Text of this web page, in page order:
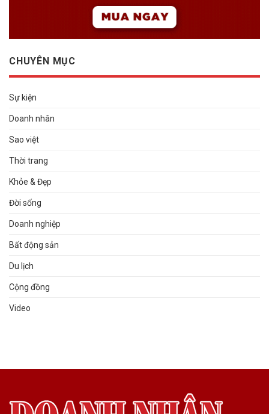
CHUYÊN MỤC
Sự kiện
Doanh nhân
Sao việt
Thời trang
Khỏe & Đẹp
Đời sống
Doanh nghiệp
Bất động sản
Du lịch
Cộng đồng
Video